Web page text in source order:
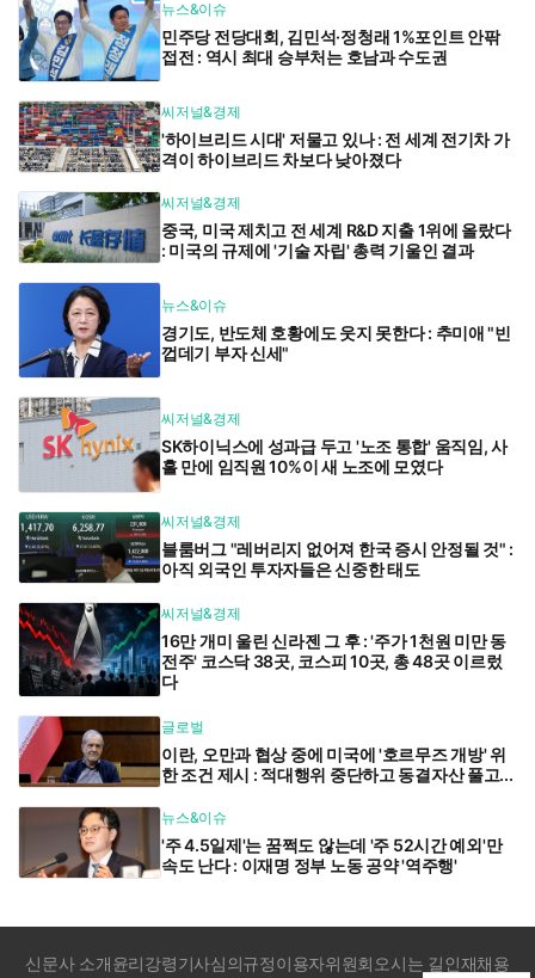
뉴스&이슈
민주당 전당대회, 김민석·정청래 1%포인트 안팎
접전 : 역시 최대 승부처는 호남과 수도권
씨저널&경제
'하이브리드 시대' 저물고 있나 : 전 세계 전기차 가
격이 하이브리드 차보다 낮아졌다
씨저널&경제
중국, 미국 제치고 전 세계 R&D 지출 1위에 올랐다
: 미국의 규제에 '기술 자립' 총력 기울인 결과
뉴스&이슈
경기도, 반도체 호황에도 웃지 못한다 : 추미애 "빈
껍데기 부자 신세"
씨저널&경제
SK하이닉스에 성과급 두고 '노조 통합' 움직임, 사
흘 만에 임직원 10%이 새 노조에 모였다
씨저널&경제
블룸버그 "레버리지 없어져 한국 증시 안정될 것" :
아직 외국인 투자자들은 신중한 태도
씨저널&경제
16만 개미 울린 신라젠 그 후 : '주가 1천원 미만 동
전주' 코스닥 38곳, 코스피 10곳, 총 48곳 이르렀
다
글로벌
이란, 오만과 협상 중에 미국에 '호르무즈 개방' 위
한 조건 제시 : 적대행위 중단하고 동결자산 풀고...
뉴스&이슈
'주 4.5일제'는 꿈쩍도 않는데 '주 52시간 예외'만
속도 난다 : 이재명 정부 노동 공약 '역주행'
신문사 소개윤리강령기사심의규정이용자위원회 오시는 길인재채용